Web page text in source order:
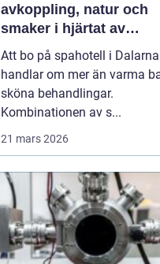
avkoppling, natur och
smaker i hjärtat av
landskapet
Att bo på spahotell i Dalarna
handlar om mer än varma
sköna behandlingar.
Kombinationen av s...
21 mars 2026